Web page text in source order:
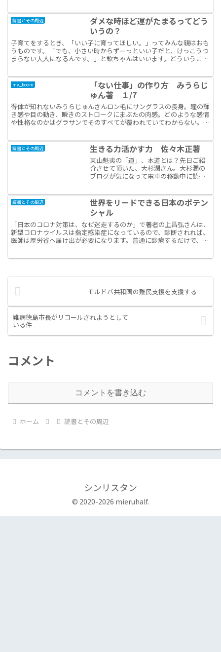
読書とその周辺
ダメな時ほど運がたまるってどう
いうの？
子育てをするとき、「いい子に育ってほしい。」ってみんな親はおも
うものです。「でも、小さい時からずーっといい子だと、けっこうつ
まらない大人になるんです。」と欽ちゃんはいいます。どういうこと
my_boom
「ない仕事」の作り方 みうらじ
ゅん著 １/7
得体が知れないみうらじゅんさんロン毛にサングラスの長身。瞳の輝
き感や目の動き、瞬きのストロークにまぶたの肉感。どのような感情
や性格なのかはグラサンでそのすべてが覆われていてわからない。戦
読書とその周辺 生きる力活かす力 佐々木正著
東山魁夷の「道」、本道とは？先日ご紹
介させて頂いた、大杉潤さん。大杉潤の
ブログが気になって電車の移動中に読ん
正義さんも尊敬されていた佐々木正さん
を私は初めて知り、さっ...
読書とその周辺
世界をリードできる日本のポテン
シャル
「日本のコロナ対策は、なぜ迷走するのか」で著者の上昌弘さんは、
新型コロナウイルスは指定感染症になっているので、診断されれば、
医師は厚労省へ届け出が必要になります。普通に診療するだけで、デ
モルドバ共和国の難民支援を支援する
難病徳島市長がリコールされようとして
いる件
コメント
コメントを書き込む
ホーム 読書とその周辺
シンリスタン
© 2020-2026 mieruhalf.